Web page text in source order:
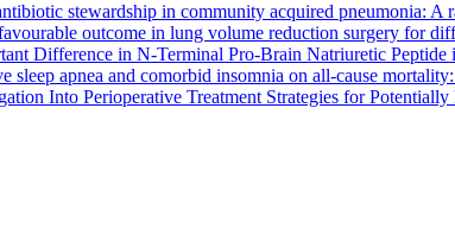
stewardship in community acquired pneumonia: A
outcome in lung volume reduction surgery for
Difference in N-Terminal Pro-Brain Natriuretic Peptide
sleep apnea and comorbid insomnia on all-cause
Into Perioperative Treatment Strategies for